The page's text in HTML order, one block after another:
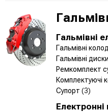
Гальмівні
Гальмівні
Гальмівні диски
Ремкомплект
Комплектуючі
Супорт (3)